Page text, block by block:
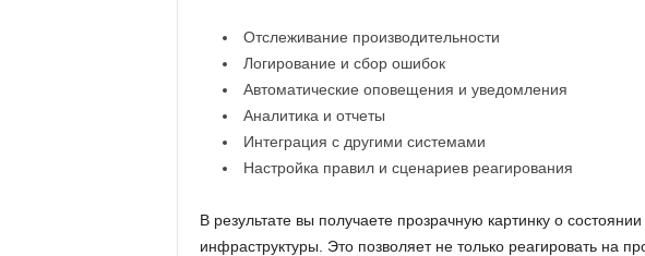
Отслеживание производительности
Логирование и сбор ошибок
Автоматические оповещения и уведомления
Аналитика и отчеты
Интеграция с другими системами
Настройка правил и сценариев реагирования
В результате вы получаете прозрачную картинку о
инфраструктуры. Это позволяет не только реагировать на